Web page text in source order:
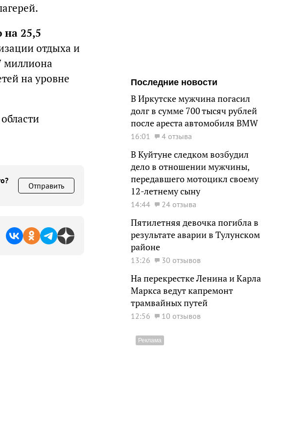
на 25,5
отдыха и
миллиона
на уровне
Отправить
Последние новости
В Иркутске мужчина погасил
долг в сумме 700 тысяч рублей
после ареста автомобиля BMW
16:01 4 отзыва
В Куйтуне следком возбудил
дело в отношении мужчины,
передавшего мотоцикл своему
12-летнему сыну
14:44 24 отзыва
Пятилетняя девочка погибла в
результате аварии в Тулунском
районе
13:26 30 отзывов
На перекрестке Ленина и Карла
Маркса ведут капремонт
трамвайных путей
12:56 10 отзывов